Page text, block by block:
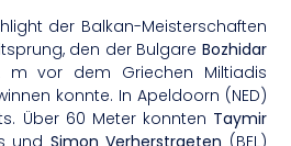
der Balkan-Meisterschaften
den der Bulgare Bozhidar
m vor dem Griechen Miltiadis
konnte. In Apeldoorn (NED)
Über 60 Meter konnten Taymir
und Simon Verherstraeten (BEL)